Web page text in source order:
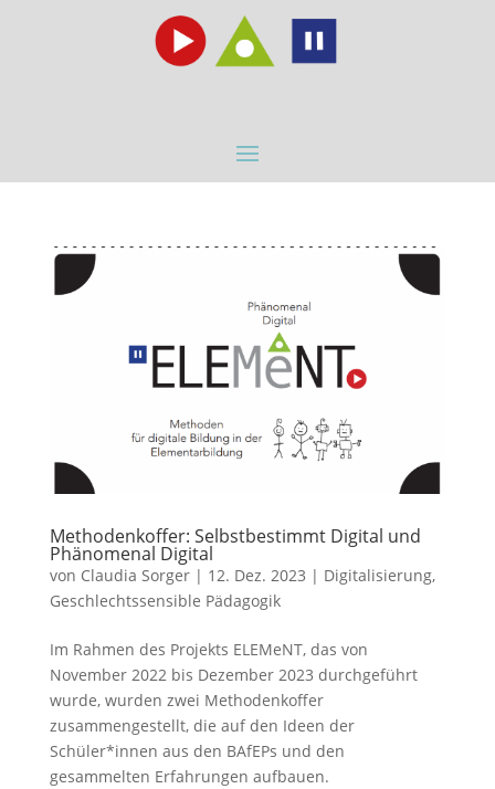
Methodenkoffer: Selbstbestimmt Digital und
Phänomenal Digital
von Claudia Sorger| 12. Dez. 2023 | Digitalisierung,
Geschlechtssensible Pädagogik
Im Rahmen des Projekts ELEMeNT, das von
November 2022 bis Dezember 2023 durchgeführt
wurde, wurden zwei Methodenkoffer
zusammengestellt, die auf den Ideen der
Schüler*innen aus den BAfEPs und den
gesammelten Erfahrungen aufbauen.